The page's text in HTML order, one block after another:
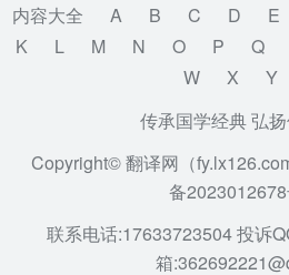
内容大全
A B C D E
K
L M N O P Q
W
X Y
传承国学经典 弘
Copyright© 翻译网（
备
联系电话:17633723504 投诉
箱